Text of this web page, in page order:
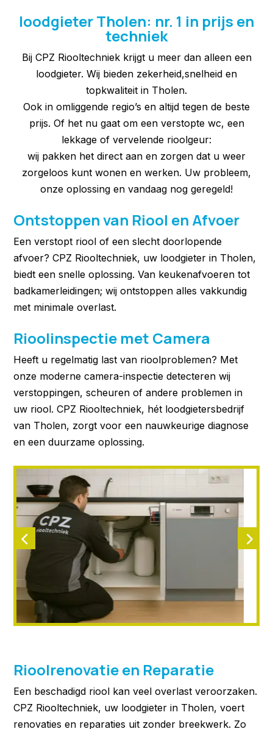
loodgieter Tholen: nr. 1 in prijs en
techniek
Bij CPZ Riooltechniek krijgt u meer dan alleen een
loodgieter. Wij bieden zekerheid,snelheid en
topkwaliteit in Tholen.
Ook in omliggende regio’s en altijd tegen de beste
prijs. Of het nu gaat om een verstopte wc, een
lekkage of vervelende rioolgeur:
wij pakken het direct aan en zorgen dat u weer
zorgeloos kunt wonen en werken. Uw probleem,
onze oplossing en vandaag nog geregeld!
Ontstoppen van Riool en Afvoer
Een verstopt riool of een slecht doorlopende
afvoer? CPZ Riooltechniek, uw loodgieter in Tholen,
biedt een snelle oplossing. Van keukenafvoeren tot
badkamerleidingen; wij ontstoppen alles vakkundig
met minimale overlast.
Rioolinspectie met Camera
Heeft u regelmatig last van rioolproblemen? Met
onze moderne camera-inspectie detecteren wij
verstoppingen, scheuren of andere problemen in
uw riool. CPZ Riooltechniek, hét loodgietersbedrijf
van Tholen, zorgt voor een nauwkeurige diagnose
en een duurzame oplossing.
Rioolrenovatie en Reparatie
Een beschadigd riool kan veel overlast veroorzaken.
CPZ Riooltechniek, uw loodgieter in Tholen, voert
renovaties en reparaties uit zonder breekwerk. Zo